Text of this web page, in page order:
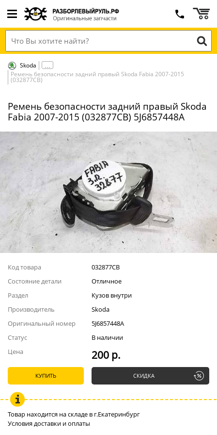
Skoda
Ремень безопасности задний правый Skoda Fabia 2007-2015
(032877СВ)
Ремень безопасности задний правый Skoda
Fabia 2007-2015 (032877СВ) 5J6857448A
Код товара
032877СВ
Состояние детали
Отличное
Раздел
Кузов внутри
Производитель
Skoda
Оригинальный номер
5J6857448A
Статус
В наличии
Цена
200 р.
КУПИТЬ СКИДКА
Товар находится на складе в г.Екатеринбург
Условия доставки и оплаты